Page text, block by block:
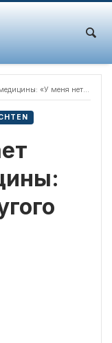
меня нет другого выбора»